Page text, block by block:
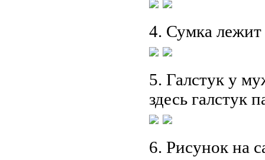
4. Сумка
5. Галстук у
здесь галстук
6. Рисунок на